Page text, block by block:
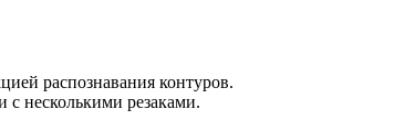
распознавания контуров.
несколькими резаками.